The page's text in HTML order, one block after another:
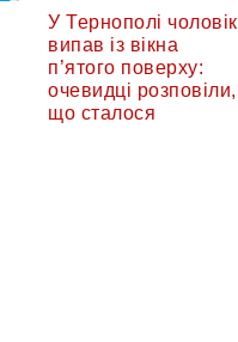
У Тернополі чоловік
випав із вікна
п’ятого поверху:
очевидці розповіли,
що сталося